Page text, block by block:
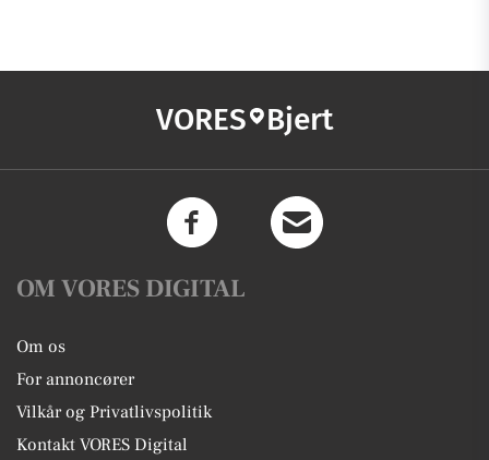
VORES Bjert
OM VORES DIGITAL
Om os
For annoncører
Vilkår og Privatlivspolitik
Kontakt VORES Digital